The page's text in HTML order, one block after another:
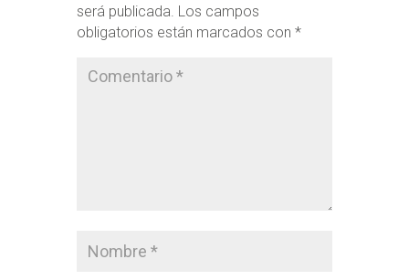
será publicada. Los campos
obligatorios están marcados con *